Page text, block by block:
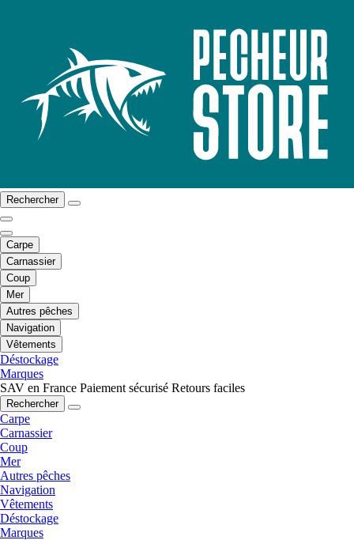
Rechercher
Carpe
Carnassier
Coup
Mer
Autres pêches
Navigation
Vêtements
Déstockage
Marques
SAV en France Paiement sécurisé Retours faciles
Rechercher
Carpe
Carnassier
Coup
Mer
Autres pêches
Navigation
Vêtements
Déstockage
Marques